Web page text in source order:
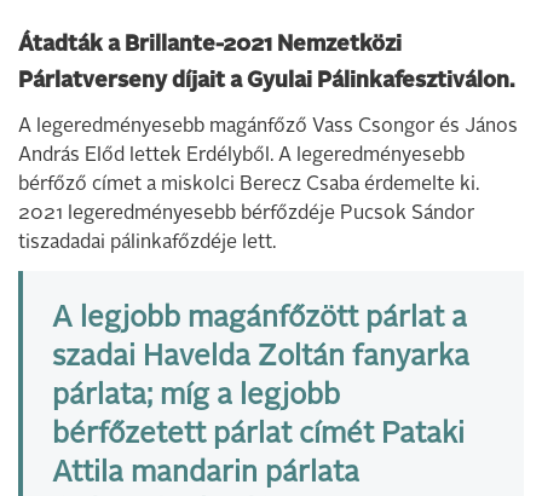
Átadták a Brillante-2021 Nemzetközi
Párlatverseny díjait a Gyulai Pálinkafesztiválon.
A legeredményesebb magánfőző Vass Csongor és János
András Előd lettek Erdélyből. A legeredményesebb
bérfőző címet a miskolci Berecz Csaba érdemelte ki.
2021 legeredményesebb bérfőzdéje Pucsok Sándor
tiszadadai pálinkafőzdéje lett.
A legjobb magánfőzött párlat a
szadai Havelda Zoltán fanyarka
párlata; míg a legjobb
bérfőzetett párlat címét Pataki
Attila mandarin párlata